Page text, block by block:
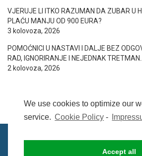
We use cookies to optimize our
service. Cookie Policy -
Accept all
VJERUJE LI ITKO RAZUMAN DA ZUBAR U
PLAĆU MANJU OD 900 EURA?
3 kolovoza, 2026
POMOĆNICI U NASTAVI I DALJE BEZ
RAD, IGNORIRANJE I NEJEDNAK TRETMAN…
2 kolovoza, 2026